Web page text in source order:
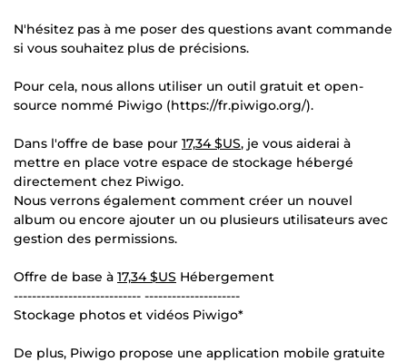
N'hésitez pas à me poser des questions avant commande
si vous souhaitez plus de précisions.
Pour cela, nous allons utiliser un outil gratuit et open-
source nommé Piwigo (https://fr.piwigo.org/).
Dans l'offre de base pour 17,34 $US, je vous aiderai à
mettre en place votre espace de stockage hébergé
directement chez Piwigo.
Nous verrons également comment créer un nouvel
album ou encore ajouter un ou plusieurs utilisateurs avec
gestion des permissions.
Offre de base à 17,34 $US Hébergement
---------------------------- ---------------------
Stockage photos et vidéos Piwigo*
De plus, Piwigo propose une application mobile gratuite